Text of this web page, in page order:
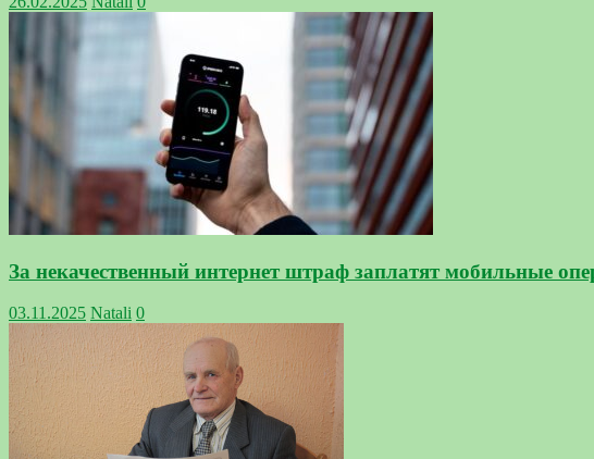
За некачественный интернет штраф заплатят мобильные
03.11.2025 Natali 0